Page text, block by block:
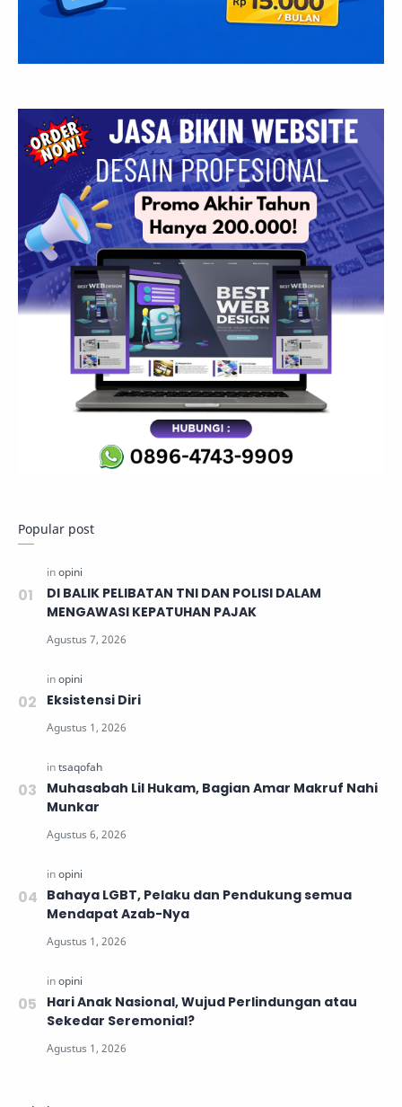
Popular post
DI BALIK PELIBATAN TNI DAN POLISI DALAM
MENGAWASI KEPATUHAN PAJAK
Eksistensi Diri
Muhasabah Lil Hukam, Bagian Amar Makruf Nahi
Munkar
Bahaya LGBT, Pelaku dan Pendukung semua
Mendapat Azab-Nya
Hari Anak Nasional, Wujud Perlindungan atau
Sekedar Seremonial?